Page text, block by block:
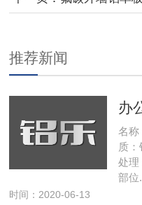
推荐新闻
办
名称
质
处理
部位
时间：2020-06-13